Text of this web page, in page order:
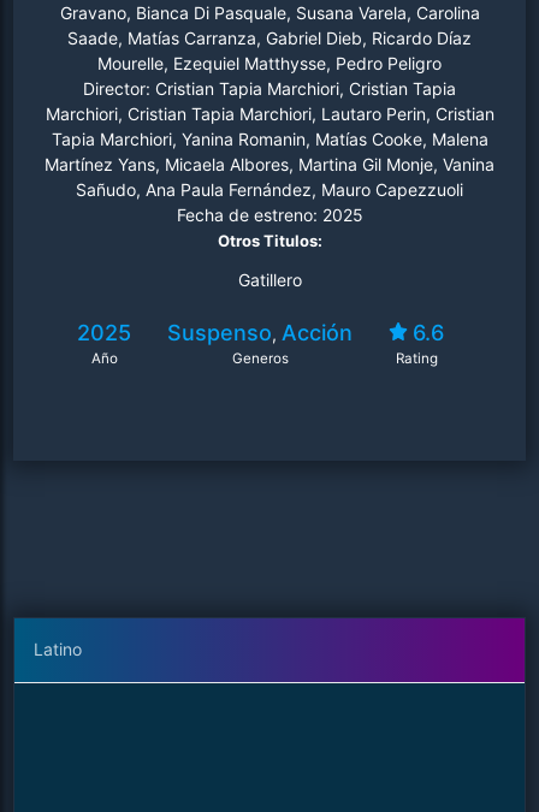
Gravano, Bianca Di Pasquale, Susana Varela, Carolina
Saade, Matías Carranza, Gabriel Dieb, Ricardo Díaz
Mourelle, Ezequiel Matthysse, Pedro Peligro
Director: Cristian Tapia Marchiori, Cristian Tapia
Marchiori, Cristian Tapia Marchiori, Lautaro Perin, Cristian
Tapia Marchiori, Yanina Romanin, Matías Cooke, Malena
Martínez Yans, Micaela Albores, Martina Gil Monje, Vanina
Sañudo, Ana Paula Fernández, Mauro Capezzuoli
Fecha de estreno: 2025
Otros Titulos:
Gatillero
2025
Año
Suspenso, Acción
Generos
6.6
Rating
Latino